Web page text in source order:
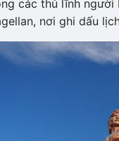
các thủ lĩnh
nơi ghi dấu